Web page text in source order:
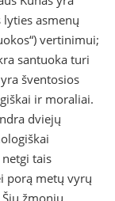
asmenų
vertinimui;
santuoka turi
šventosios
ir moraliai.
dviejų
tais
porą metų vyrų